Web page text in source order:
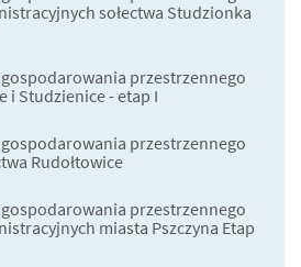
sołectwa Studzionka
przestrzennego
i Studzienice - etap I
przestrzennego
Rudołtowice
przestrzennego
miasta Pszczyna Etap